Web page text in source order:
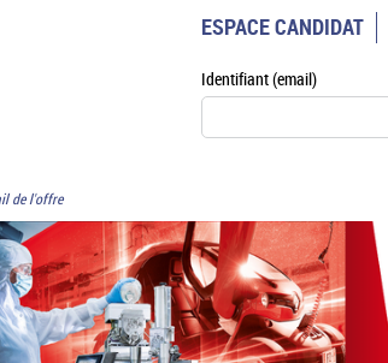
ESPACE CANDIDAT
Identifiant (email)
de l'offre